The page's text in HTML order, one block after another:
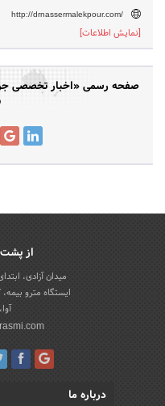
http://drnassermalekpour.com/
[نمایش اطلاعات]
صفحه رسمی «اخبار تخصصی
از پشت
میدان آزادی،
ایستگاه مترو
درباره ما